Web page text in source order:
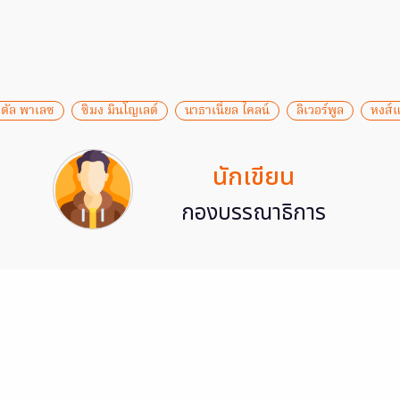
ล พาเลซ ซิมง มินโญเลต์ นาธาเนี่ยล ไคลน์ ลิเวอร์พูล หงส์
นักเขียน
กองบรรณาธิการ